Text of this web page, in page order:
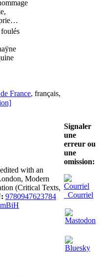
prie…
France, français,
with an
Modern
(Critical Texts,
9780947623784
Signaler
une
erreur ou
une
omission:
Courriel